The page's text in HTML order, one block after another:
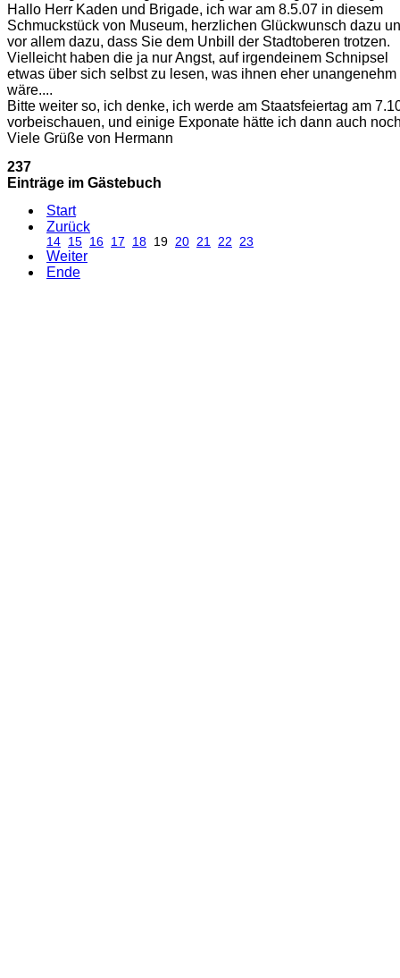
Hallo Herr Kaden und Brigade, ich war am 8.5.07 in diesem
Schmuckstück von Museum, herzlichen Glückwunsch dazu
vor allem dazu, dass Sie dem Unbill der Stadtoberen trotzen.
Vielleicht haben die ja nur Angst, auf irgendeinem Schnipsel
etwas über sich selbst zu lesen, was ihnen eher unangenehm
wäre....
Bitte weiter so, ich denke, ich werde am Staatsfeiertag am
vorbeischauen, und einige Exponate hätte ich dann auch
Viele Grüße von Hermann
237
Einträge im Gästebuch
Start
Zurück
14 15 16 17 18 19 20 21 22 23
Weiter
Ende